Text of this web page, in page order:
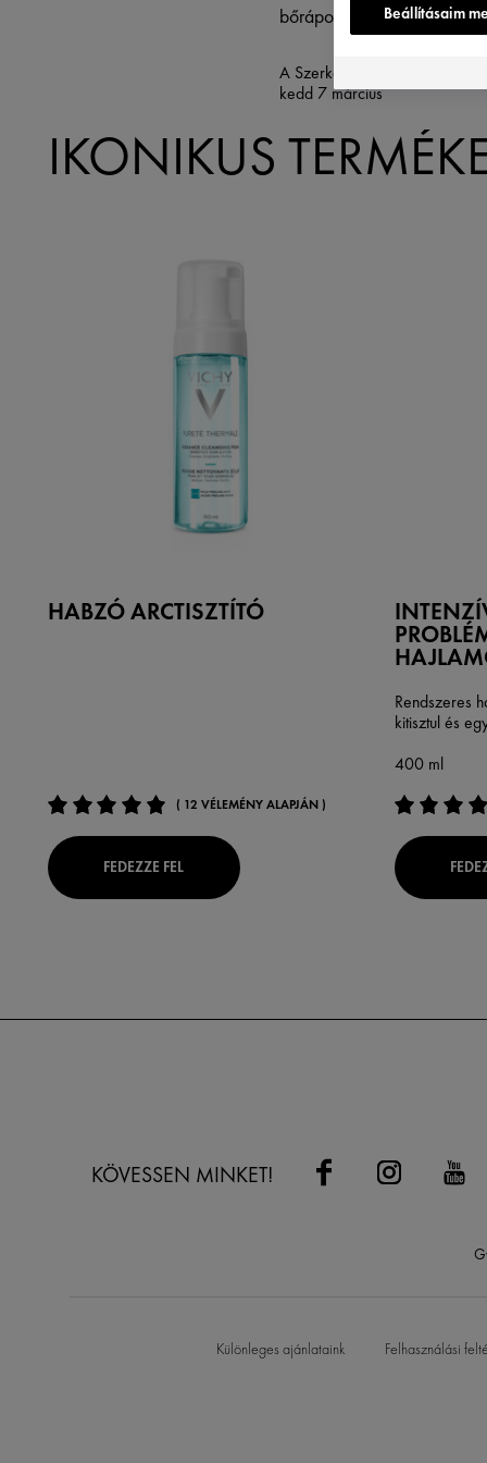
bőrápolókat túl gyakran!
A Szerkesztőség
kedd 7 március
IKONIKUS
HABZÓ ARCTISZTÍTÓ
( 12 VÉLEMÉNY ALAPJÁN )
FEDEZZE FEL
Rendszeres
kitisztul és
400 ml
KÖVESSEN MINKET!
Különleges ajánlataink Felhasználási
Beállításaim